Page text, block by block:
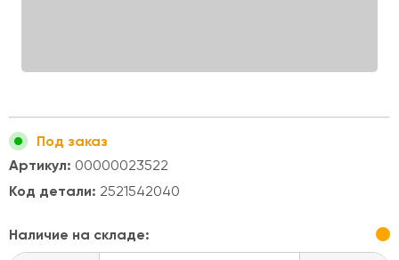
Под заказ
Артикул: 00000023522
Код детали: 2521542040
Наличие на складе: